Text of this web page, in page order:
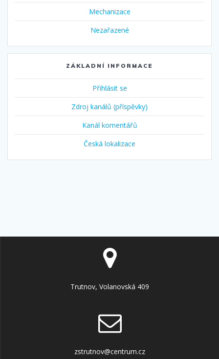
Mechanizace
Nezařazené
ZÁKLADNÍ INFORMACE
Přihlásit se
Zdroj kanálů (příspěvky)
Kanál komentářů
Česká lokalizace
Trutnov, Volanovská 409
zstrutnov@centrum.cz